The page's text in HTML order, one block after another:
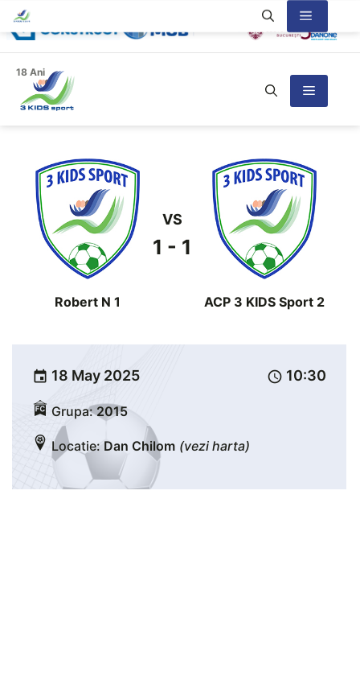
Sari
la
conținut
18 Ani
Meniu
Meniu
Robert N 1
VS
1 - 1
ACP 3 KIDS Sport 2
event 18 May 2025 schedule 10:30
Grupa:2015
Locatie: Dan Chilom (vezi harta)